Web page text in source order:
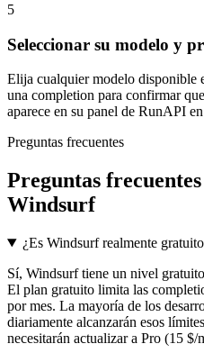
5
Seleccionar su modelo y
Elija cualquier modelo disponible
una completion para confirmar
aparece en su panel de RunAPI
Preguntas frecuentes
Preguntas
Windsurf
¿Es Windsurf realmente
Sí, Windsurf tiene un nivel
El plan gratuito limita las
por mes. La mayoría de los
diariamente alcanzarán esos
necesitarán actualizar a Pro (15